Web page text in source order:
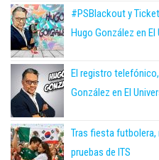
#PSBlackout y
Hugo González en El
El registro
González en El
Tras fiesta futbolera,
pruebas de ITS